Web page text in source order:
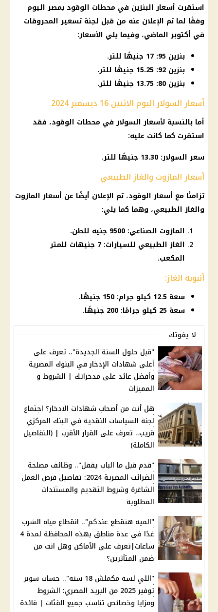
استقرت أسعار البنزين في محطات الوقود بمصر اليوم
وفقًا لما تم الإعلان عنه من قبل لجنة تسعيرالمحروقات
في أكتوبر الماضي، وفيما يلي الأسعار:
بنزين 95: 17 جنيهًا للتر.
بنزين 92: 15.25 جنيهًا للتر.
بنزين 80: 13.75 جنيهًا للتر.
أسعار السولار اليوم الاثنين 16 ديسمبر 2024
أما بالنسبة لأسعارالسولارفي محطات الوقود، فقد
استقرت كما كانت عليه:
سعر السولار: 13.30 جنيهًا للتر.
أسعار المازوت والغاز الطبيعي
تزامنًا مع أسعار الوقود، تم الإعلان أيضًا عن أسعار المازوت
والغاز الطبيعي، وهما كما يلي:
المازوت الصناعي: 9500 جنيه للطن.
الغاز الطبيعي للسيارات: 7 جنيهات للمتر
المكعب.
أنبوبة الغاز:
سعة 12.5 كيلو جرام: 150 جنيهًا.
سعة 25 كيلو جرامًا: 200 جنيهًا.
لا يفوتك
"قبل حلول السنة الجديدة".. تعرف على
أعلى شهادات الإدخار في البنوك المصرية
وأفضل عائد على مدخراتك | الشروط و
المميزات
هل أنت من أصحاب شهادات الادخار؟ اجتماع
لجنة السياسات النقدية في البنك المركزي
قريب.. تعرف على القرار الأقرب | (التفاصيل
الكاملة)
"قدم قبل ما الباب يقفل".. وظائف مصلحة
الضرائب المصرية 2024: تفاصيل فرص العمل
الشاغرة وشروط التقديم والمستندات
المطلوبة
"الميه هتقطع عندكم".. انقطاع مياه الشرب
غدًا في عدة مناطق بهذه المحافظة لمدة 4
ساعات|تعرف على الأماكن وهل انت من
ضمن المتأثرين؟
"اللي لسه مكملش 18 سنه".. حساب سوبر
توفير 2025 من البريد المصري: الشروط
ومزايا وخصائص تناسب جميع الفئات | فائدة